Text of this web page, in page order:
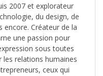
2007 et explorateur
du design, de
encore. Créateur de la
une passion pour
sous toutes
les relations humaines
ceux qui